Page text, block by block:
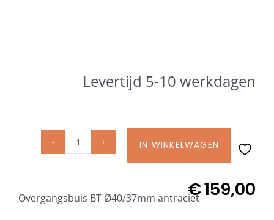
Levertijd 5-10 werkdagen
Overgangsbuis
Ø
IN WINKELWAGEN
€159,00
Overgangsbuis BT Ø40/37mm antraciet